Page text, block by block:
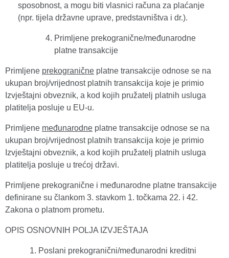
sposobnost, a mogu biti vlasnici računa za plaćanje
(npr. tijela državne uprave, predstavništva i dr.).
Primljene prekogranične/međunarodne
platne transakcije
Primljene prekogranične platne transakcije odnose se na
ukupan broj/vrijednost platnih transakcija koje je primio
Izvještajni obveznik, a kod kojih pružatelj platnih usluga
platitelja posluje u EU-u.
Primljene međunarodne platne transakcije odnose se na
ukupan broj/vrijednost platnih transakcija koje je primio
Izvještajni obveznik, a kod kojih pružatelj platnih usluga
platitelja posluje u trećoj državi.
Primljene prekogranične i međunarodne platne transakcije
definirane su člankom 3. stavkom 1. točkama 22. i 42.
Zakona o platnom prometu.
OPIS OSNOVNIH POLJA IZVJEŠTAJA
Poslani prekogranični/međunarodni kreditni